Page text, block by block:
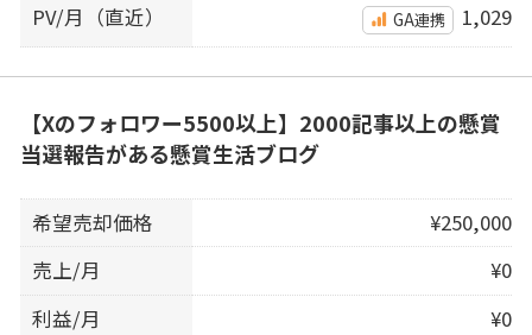
PV/月（直近） GA連携 1,029
【Xのフォロワー5500以上】2000記事以上の懸賞
当選報告がある懸賞生活ブログ
希望売却価格
¥250,000
売上/月
¥0
利益/月
¥0